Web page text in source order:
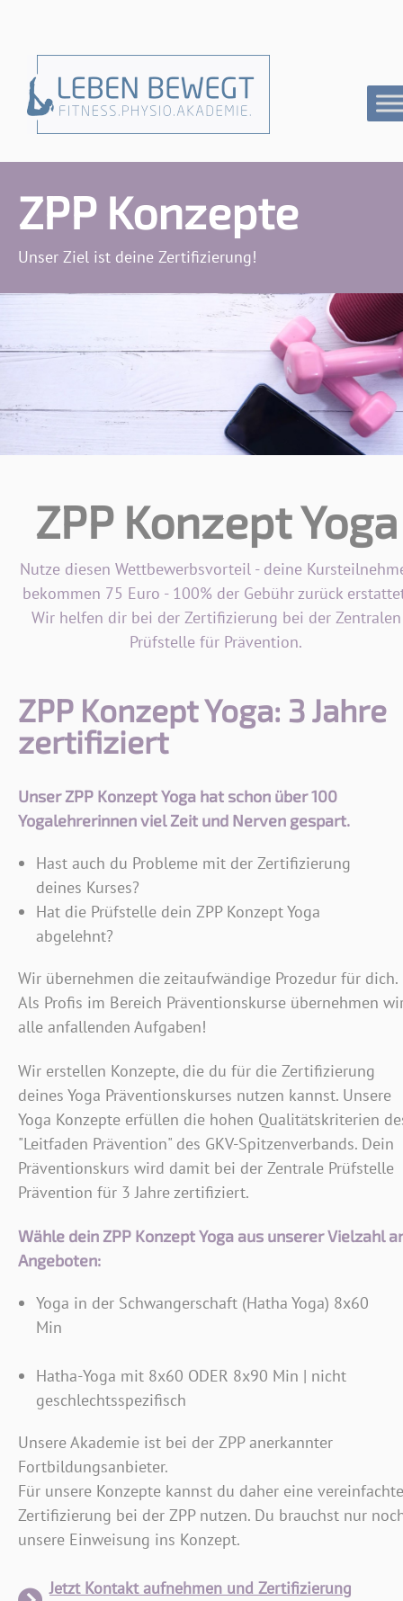
ZPP Konzepte
Unser Ziel ist deine Zertifizierung!
ZPP Konzept Yoga
Nutze diesen Wettbewerbsvorteil - deine
bekommen 75 Euro - 100% der Gebühr zurück
Wir helfen dir bei der Zertifizierung bei der Zentralen
Prüfstelle für Prävention.
ZPP Konzept Yoga: 3 Jahre
zertifiziert
Unser ZPP Konzept Yoga hat schon über 100
Yogalehrerinnen viel Zeit und Nerven gespart.
Hast auch du Probleme mit der Zertifizierung
deines Kurses?
Hat die Prüfstelle dein ZPP Konzept Yoga
abgelehnt?
Wir übernehmen die zeitaufwändige Prozedur für dich.
Als Profis im Bereich Präventionskurse übernehmen
alle anfallenden Aufgaben!
Wir erstellen Konzepte, die du für die Zertifizierung
deines Yoga Präventionskurses nutzen kannst. Unsere
Yoga Konzepte erfüllen die hohen Qualitätskriterien
"Leitfaden Prävention" des GKV-Spitzenverbands. Dein
Präventionskurs wird damit bei der Zentrale Prüfstelle
Prävention für 3 Jahre zertifiziert.
Wähle dein ZPP Konzept Yoga aus unserer Vielzahl
Angeboten:
Yoga in der Schwangerschaft (Hatha Yoga) 8x60
Min
Hatha-Yoga mit 8x60 ODER 8x90 Min | nicht
geschlechtsspezifisch
Unsere Akademie ist bei der ZPP anerkannter
Fortbildungsanbieter.
Für unsere Konzepte kannst du daher eine vereinfachte
Zertifizierung bei der ZPP nutzen. Du brauchst nur
unsere Einweisung ins Konzept.
Jetzt Kontakt aufnehmen und Zertifizierung